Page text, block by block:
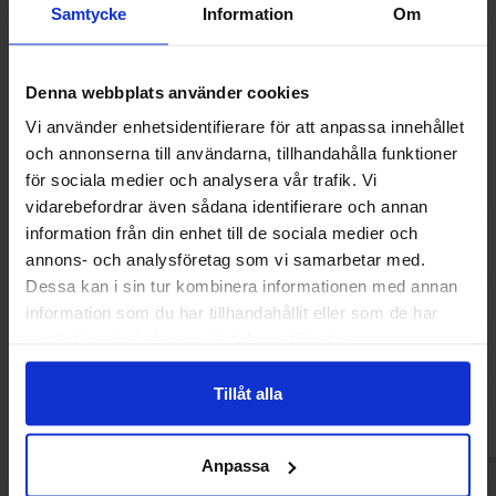
Samtycke Information Om
Denna webbplats använder cookies
Vi använder enhetsidentifierare för att anpassa innehållet
och annonserna till användarna, tillhandahålla funktioner
för sociala medier och analysera vår trafik. Vi
vidarebefordrar även sådana identifierare och annan
information från din enhet till de sociala medier och
annons- och analysföretag som vi samarbetar med.
Dessa kan i sin tur kombinera informationen med annan
information som du har tillhandahållit eller som de har
Tillåt alla
Anpassa
Rap Snacks Rick Ross Sweet Chilli
Lemon Pepper 71g
Rap Snacks Lil